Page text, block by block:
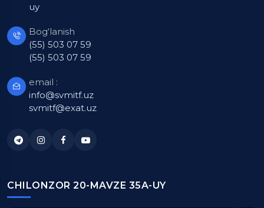
uy
Bog‘lanish
(55) 503 07 59
(55) 503 07 59
email :
info@svmitf.uz
svmitf@exat.uz
CHILONZOR 20-MAVZE 35A-UY